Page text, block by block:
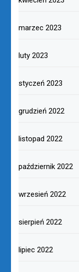
marzec 2023
luty 2023
styczeń 2023
grudzień 2022
listopad 2022
październik 2022
wrzesień 2022
sierpień 2022
lipiec 2022